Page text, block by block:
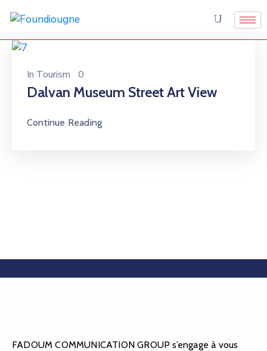
In Tourism 0
Dalvan Museum Street Art View
Continue Reading
FADOUM COMMUNICATION GROUP s’engage à vous